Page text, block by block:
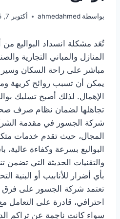
بواسطة ahmedahmed أكتوبر 7, 2025
تُعَد مشكلة انسداد البواليع
المنازل والمباني التجارية
مباشر على راحة السكان وسير
يمكن أن تسبب روائح كريهة
الإهمال. لذلك أصبح تسليك
تجاهلها لضمان نظام صرف
شركة الجسور في مقدمة
المجال، حيث تقدم خدمات
البواليع بسرعة وكفاءة
والتقنيات الحديثة التي تضمن
بأي أضرار للأنابيب أو البنية
تعتمد شركة الجسور على فرق
احترافي، قادرة على التعامل
سواء كانت ناجمة عن تراكم